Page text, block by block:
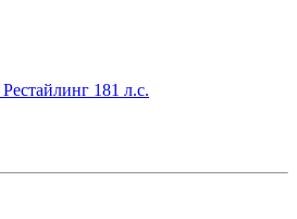
181 л.с.